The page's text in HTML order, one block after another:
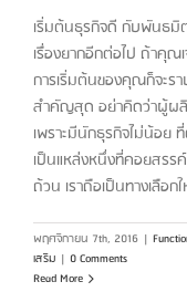
เริ่มต้นธุรกิจดี กับพันธมิ
เรื่องยากอีกต่อไป ถ้าคุ
การเริ่มต้นของคุณก็จะร
สำคัญสุด อย่าคิดว่าผู้ผลิ
เพราะมีนักธุรกิจไม่น้อย
เป็นแหล่งหนึ่งที่คอยสรร
ถ้วน เราถือเป็นทางเลื
พฤศจิกายน 7th, 2016 |
เสริม | 0 Comments
Read More